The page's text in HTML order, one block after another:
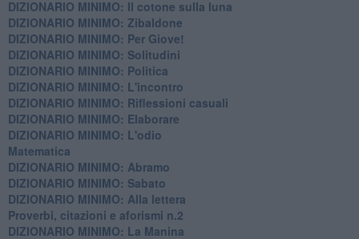
DIZIONARIO MINIMO: Il cotone sulla luna
DIZIONARIO MINIMO: Zibaldone
DIZIONARIO MINIMO: Per Giove!
DIZIONARIO MINIMO: Solitudini
DIZIONARIO MINIMO: Politica
DIZIONARIO MINIMO: L'incontro
DIZIONARIO MINIMO: Riflessioni casuali
DIZIONARIO MINIMO: Elaborare
DIZIONARIO MINIMO: L'odio
​Matematica
DIZIONARIO MINIMO: Abramo
DIZIONARIO MINIMO: Sabato
​DIZIONARIO MINIMO: Alla lettera
Proverbi, citazioni e aforismi n.2
DIZIONARIO MINIMO: La Manina